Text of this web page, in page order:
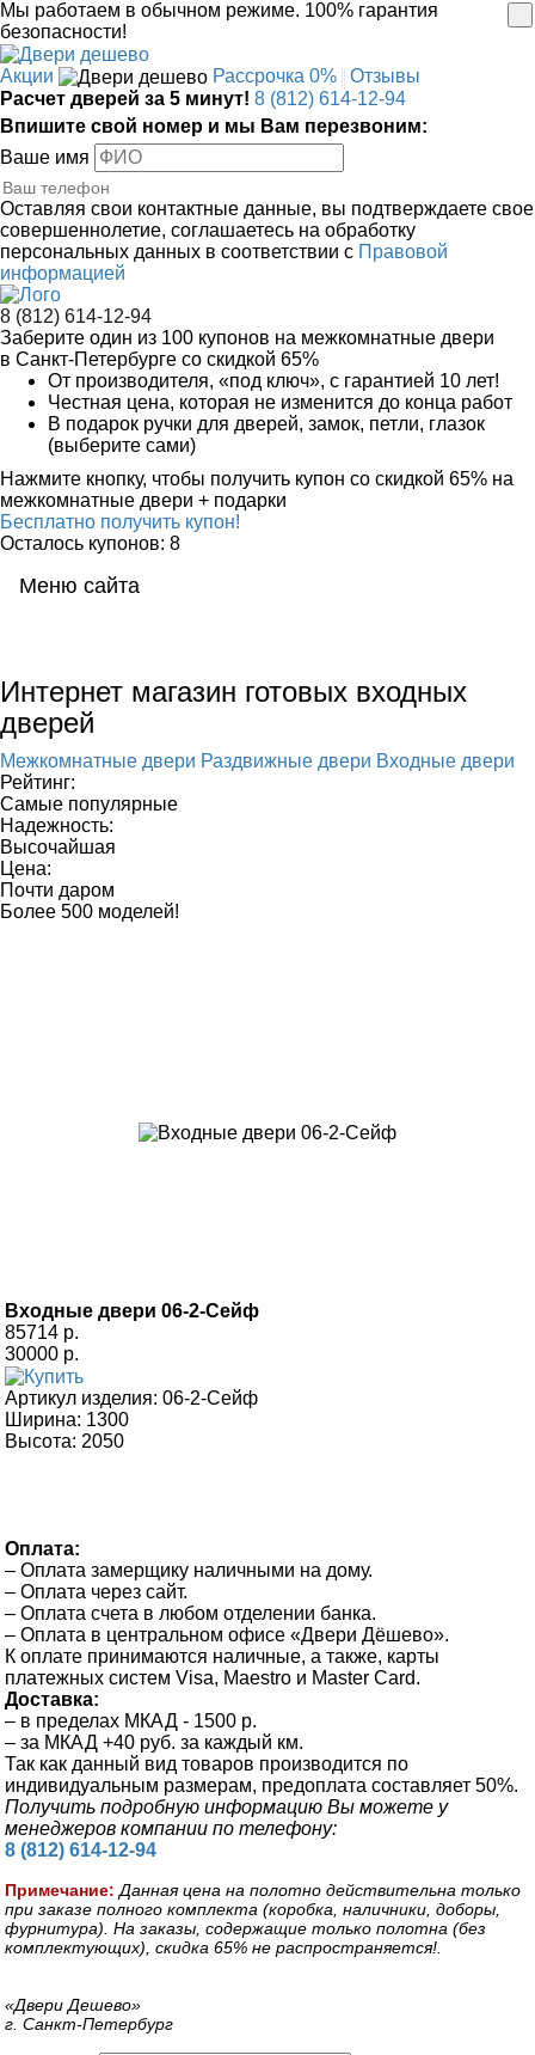
Мы работаем в обычном режиме. 100% гарантия
безопасности!
Акции Рассрочка 0%
Отзывы
Расчет дверей за 5 минут! 8 (812) 614-12-94
Впишите свой номер и мы Вам перезвоним:
Ваше имя
Оставляя свои контактные данные, вы подтверждаете свое
совершеннолетие, соглашаетесь на обработку
персональных данных в соответствии с Правовой
информацией
8 (812) 614-12-94
Заберите один из 100 купонов на межкомнатные двери
в Санкт-Петербурге со скидкой 65%
От производителя, «под ключ», с гарантией 10 лет!
Честная цена, которая не изменится до конца работ
В подарок ручки для дверей, замок, петли, глазок
(выберите сами)
Нажмите кнопку, чтобы получить купон со скидкой 65% на
межкомнатные двери + подарки
Бесплатно получить купон!
Осталось купонов: 8
Меню сайта
Интернет магазин готовых входных
дверей
Межкомнатные двери Раздвижные двери Входные двери
Рейтинг:
Самые популярные
Надежность:
Высочайшая
Цена:
Почти даром
Более 500 моделей!
Входные двери 06-2-Сейф
85714 р.
30000 р.
Артикул изделия:06-2-Сейф
Ширина: 1300
Высота: 2050
Оплата:
– Оплата замерщику наличными на дому.
– Оплата через сайт.
– Оплата счета в любом отделении банка.
– Оплата в центральном офисе «Двери Дёшево».
К оплате принимаются наличные, а также, карты
платежных систем Visa, Maestro и Master Card.
Доставка:
– в пределах МКАД - 1500 р.
– за МКАД +40 руб. за каждый км.
Так как данный вид товаров производится по
индивидуальным размерам, предоплата составляет 50%.
Получить подробную информацию Вы можете у
менеджеров компании по телефону:
8 (812) 614-12-94
Примечание: Данная цена на полотно действительна только
при заказе полного комплекта (коробка, наличники, доборы,
фурнитура). На заказы, содержащие только полотна (без
комплектующих), скидка 65% не распространяется!.
«Двери Дешево»
г. Санкт-Петербург